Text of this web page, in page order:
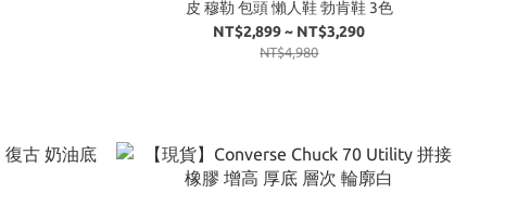
皮 穆勒 包頭 懶人鞋 勃肯鞋 3色
NT$2,899 ~ NT$3,290
NT$4,980